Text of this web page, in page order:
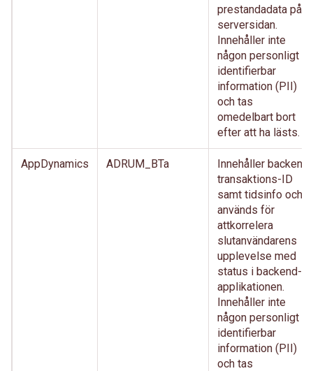
prestandadata på
serversidan.
Innehåller inte
någon personligt
identifierbar
information (PII)
och tas
omedelbart bort
efter att ha lästs.
AppDynamics ADRUM_BTa
Innehåller backend
transaktions-ID
samt tidsinfo och
används för
attkorrelera
slutanvändarens
upplevelse med
status i backend-
applikationen.
Innehåller inte
någon personligt
identifierbar
information (PII)
och tas